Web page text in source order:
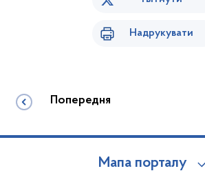
Надрукувати
Попередня
Мапа порталу